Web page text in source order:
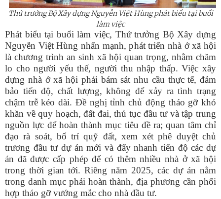
Thứ trưởng Bộ Xây dựng Nguyễn Việt Hùng phát biểu tại buổi
làm việc
Phát biểu tại buổi làm việc, Thứ trưởng Bộ Xây dựng
Nguyễn Việt Hùng nhấn mạnh, phát triển nhà ở xã hội
là chương trình an sinh xã hội quan trọng, nhằm chăm
lo cho người yếu thế, người thu nhập thấp. Việc xây
dựng nhà ở xã hội phải bám sát nhu cầu thực tế, đảm
bảo tiến độ, chất lượng, không để xảy ra tình trạng
chậm trễ kéo dài. Đề nghị tỉnh chủ động tháo gỡ khó
khăn về quy hoạch, đất đai, thủ tục đầu tư và tập trung
nguồn lực để hoàn thành mục tiêu đề ra; quan tâm chỉ
đạo rà soát, bố trí quỹ đất, xem xét phê duyệt chủ
trương đầu tư dự án mới và đẩy nhanh tiến độ các dự
án đã được cấp phép để có thêm nhiều nhà ở xã hội
trong thời gian tới. Riêng năm 2025, các dự án nằm
trong danh mục phải hoàn thành, địa phương cần phối
hợp tháo gỡ vướng mắc cho nhà đầu tư.